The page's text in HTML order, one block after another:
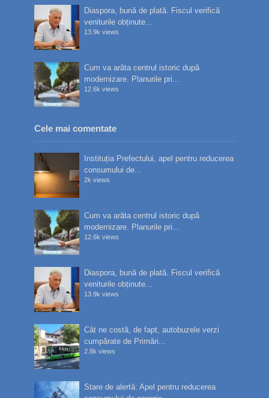
Diaspora, bună de plată. Fiscul verifică
veniturile obținute...
13.9k views
Cum va arăta centrul istoric după
modernizare. Planurile pri...
12.6k views
Cele mai comentate
Instituția Prefectului, apel pentru reducerea
consumului de...
2k views
Cum va arăta centrul istoric după
modernizare. Planurile pri...
12.6k views
Diaspora, bună de plată. Fiscul verifică
veniturile obținute...
13.9k views
Cât ne costă, de fapt, autobuzele verzi
cumpărate de Primări...
2.8k views
Stare de alertă: Apel pentru reducerea